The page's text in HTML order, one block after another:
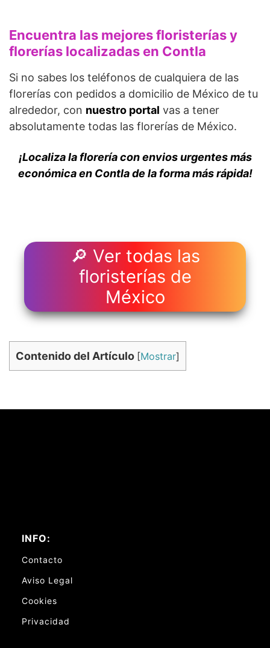
Encuentra las mejores floristerías y
florerías localizadas en Contla
Si no sabes los teléfonos de cualquiera de las
florerías con pedidos a domicilio de México de tu
alrededor, con nuestro portal vas a tener
absolutamente todas las florerías de México.
¡Localiza la florería con envios urgentes más
económica en Contla de la forma más rápida!
🔎 Ver todas las
floristerías de
México
Contenido del Artículo [Mostrar]
INFO:
Contacto
Aviso Legal
Cookies
Privacidad